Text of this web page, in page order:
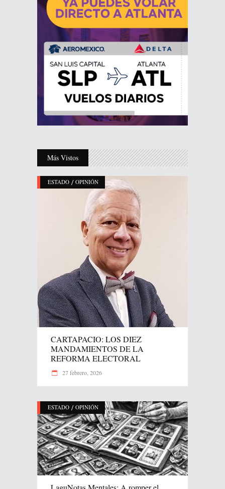
Más Vistos
ESTADO / OPINIÓN
CARTAPACIO: LOS DIEZ
MANDAMIENTOS DE LA
REFORMA ELECTORAL
27 febrero, 2026
ESTADO / OPINIÓN